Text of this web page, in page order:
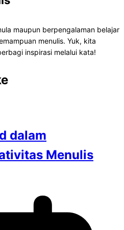
maupun berpengalaman belajar
menulis. Yuk, kita
inspirasi melalui kata!
dalam
Menulis